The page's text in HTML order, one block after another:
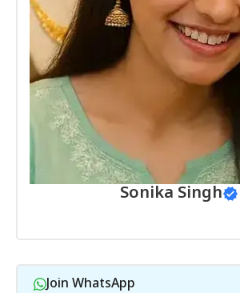
Sonika Singh
Join WhatsApp